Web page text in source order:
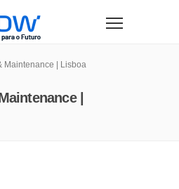
Maintenance | Lisboa
|